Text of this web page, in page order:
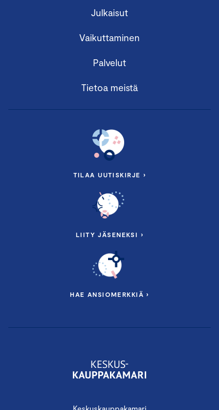
Julkaisut
Vaikuttaminen
Palvelut
Tietoa meistä
TILAA UUTISKIRJE ›
LIITY JÄSENEKSI ›
HAE ANSIOMERKKIÄ ›